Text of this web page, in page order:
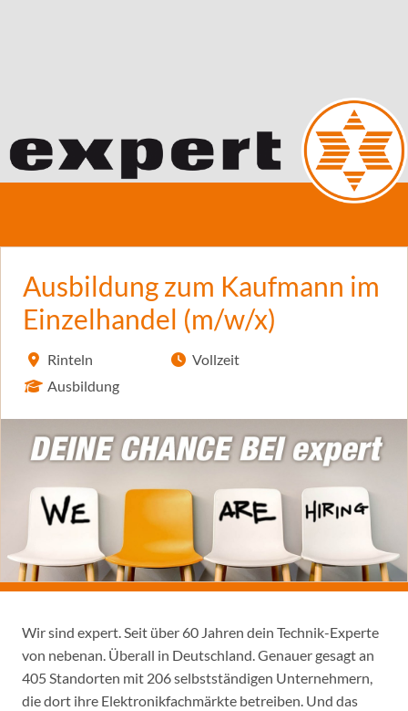
Ausbildung zum Kaufmann im
Einzelhandel (m/w/x)
Rinteln
Ausbildung
Vollzeit
Wir sind expert. Seit über 60 Jahren dein Technik-Experte
von nebenan. Überall in Deutschland. Genauer gesagt an
405 Standorten mit 206 selbstständigen Unternehmern,
die dort ihre Elektronikfachmärkte betreiben. Und das